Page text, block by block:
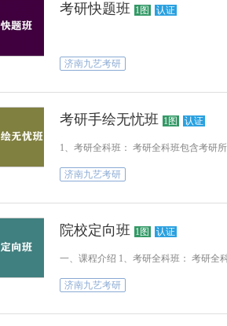
考研快题班 1图 认证
济南九艺考研
考研手绘无忧班 1图 认证
1、考研全科班： 考研全科班包含考研
济南九艺考研
院校定向班 1图 认证
一、课程介绍 1、考研全科班： 考研全
济南九艺考研